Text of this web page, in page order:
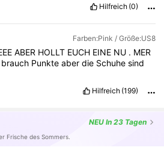
Hilfreich (0)
Farben:Pink / Größe:US8
ABER HOLLT EUCH EINE NU . MER
brauch Punkteaberdie Schuhesind
Hilfreich (199)
NEU In 23 Tagen
Frische des Sommers.